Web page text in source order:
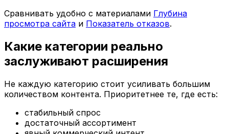
Сравнивать удобно с материалами Глубина
просмотра сайта и Показатель отказов.
Какие категории реально
заслуживают расширения
Не каждую категорию стоит усиливать большим
количеством контента. Приоритетнее те, где есть:
стабильный спрос
достаточный ассортимент